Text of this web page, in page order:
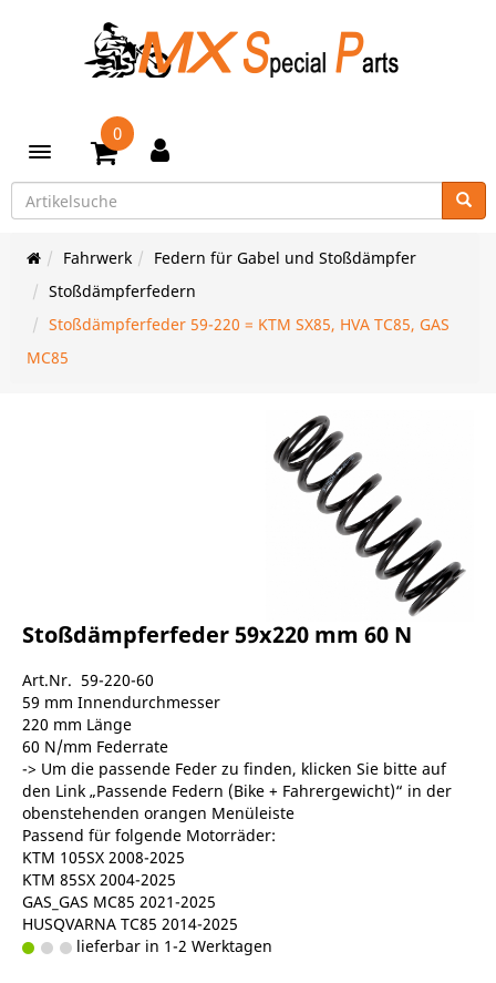
Toggle navigation
0
Fahrwerk
Federn für Gabel und Stoßdämpfer
Stoßdämpferfedern
Stoßdämpferfeder 59-220 = KTM SX85, HVA TC85, GAS
MC85
Stoßdämpferfeder 59x220 mm 60 N
Art.Nr. 59-220-60
59 mm Innendurchmesser
220 mm Länge
60 N/mm Federrate
-> Um die passende Feder zu finden, klicken Sie bitte auf
den Link „Passende Federn (Bike + Fahrergewicht)“ in der
obenstehenden orangen Menüleiste
Passend für folgende Motorräder:
KTM 105SX 2008-2025
KTM 85SX 2004-2025
GAS_GAS MC85 2021-2025
HUSQVARNA TC85 2014-2025
lieferbar in 1-2 Werktagen